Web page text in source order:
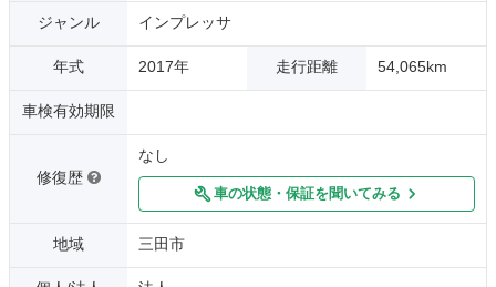
ジャンル インプレッサ
年式 2017年 走行距離 54,065km
車検有効期限
修復歴
なし
車の状態・保証を聞いてみる
地域 三田市